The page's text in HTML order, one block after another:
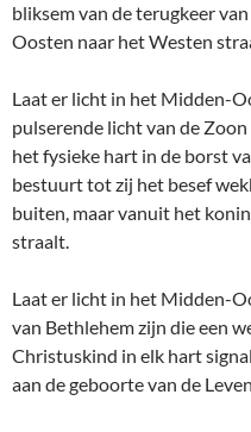
bliksem van de terugkeer
Oosten naar het Westen
Laat er licht in het Midden-
pulserende licht van de
het fysieke hart in de borst
bestuurt tot zij het besef
buiten, maar vanuit het
straalt.
Laat er licht in het Midden-
van Bethlehem zijn die een
Christuskind in elk hart
aan de geboorte van de